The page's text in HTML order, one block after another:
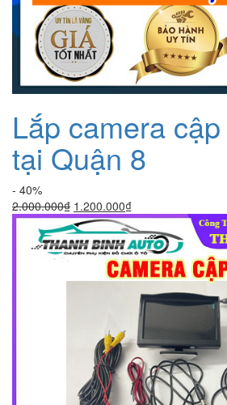
Lắp camera
tại Quận 8
- 40%
2.000.000₫ Giá
gốc
là:
2.000.000₫.
1.200.000₫Giá
hiện
tại
là:
1.200.000₫.